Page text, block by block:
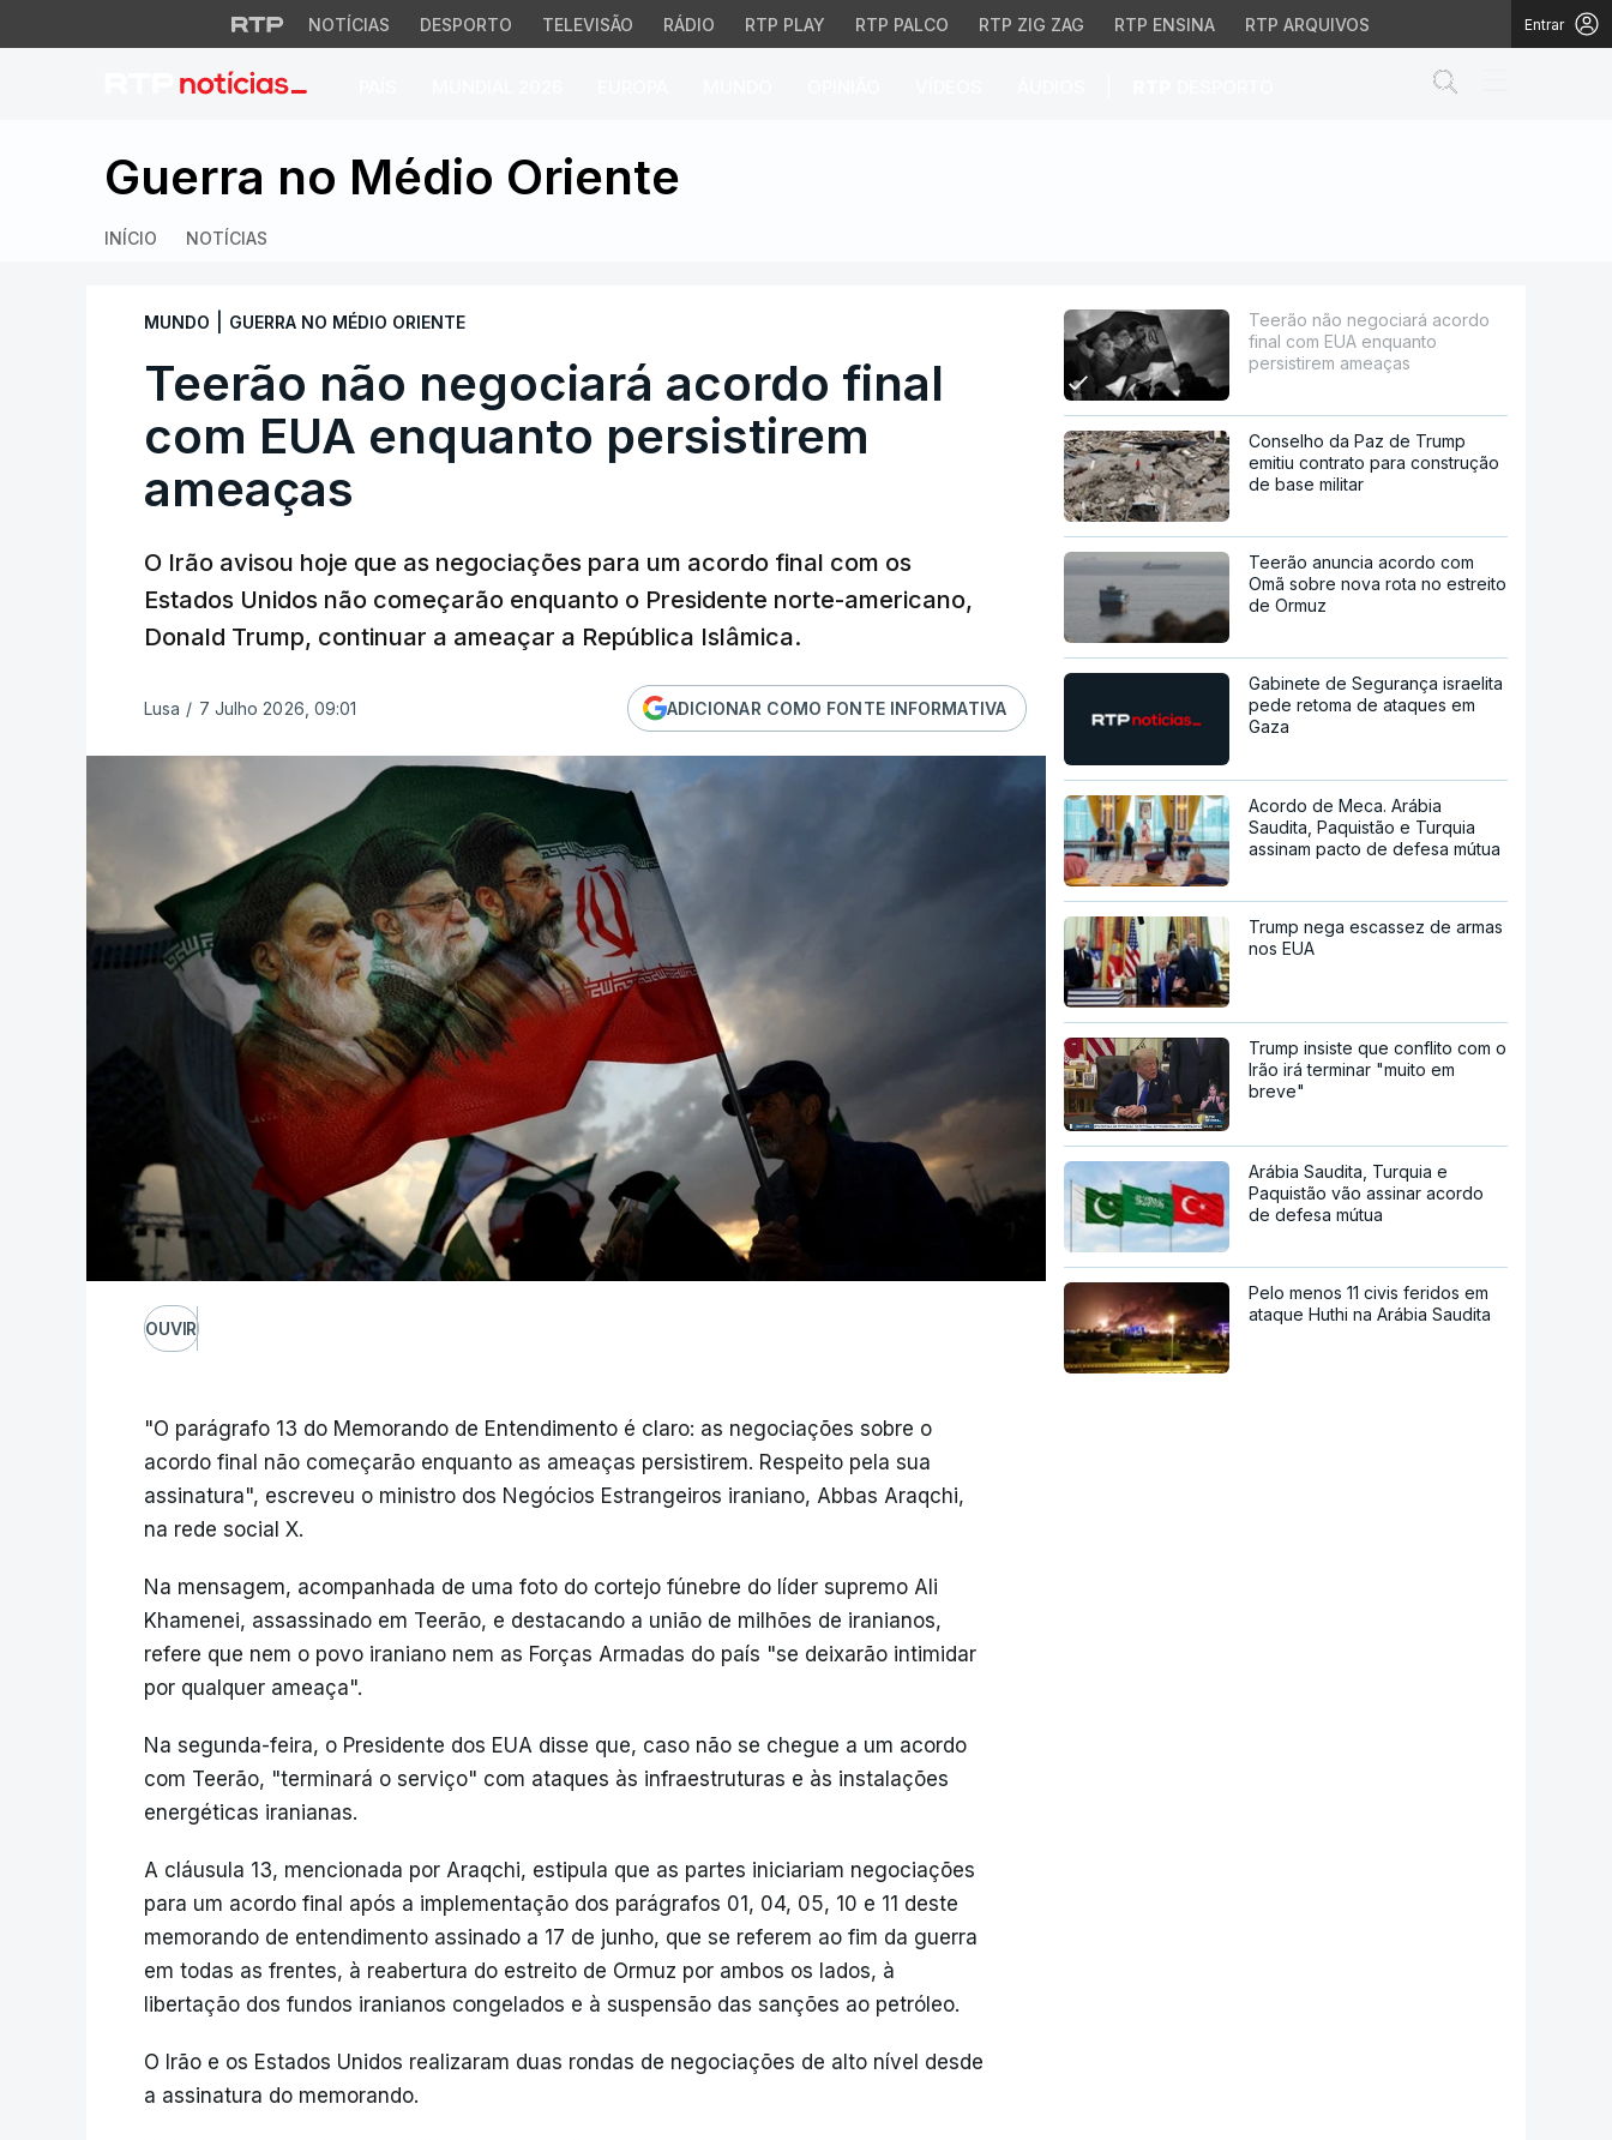
NOTÍCIAS DESPORTO TELEVISÃO RÁDIO RTP PLAY RTP PALCO RTP ZIG ZAG RTP ENSINA RTP ARQUIVOS Entrar
Teerão não negociará acordo final com EUA enquanto
Guerra no Médio Oriente
INÍCIO NOTÍCIAS
MUNDO GUERRA NO MÉDIO ORIENTE
Teerão não negociará acordo final
com EUA enquanto persistirem
ameaças
O Irão avisou hoje que as negociações para um acordo final com os
Estados Unidos não começarão enquanto o Presidente norte-americano,
Donald Trump, continuar a ameaçar a República Islâmica.
Lusa / 7 Julho 2026, 09:01 ADICIONAR COMO FONTE INFORMATIVA
OUVIR
"O parágrafo 13 do Memorando de Entendimento é claro: as negociações sobre o
acordo final não começarão enquanto as ameaças persistirem. Respeito pela sua
assinatura", escreveu o ministro dos Negócios Estrangeiros iraniano, Abbas Araqchi,
na rede social X.
Na mensagem, acompanhada de uma foto do cortejo fúnebre do líder supremo Ali
Khamenei, assassinado em Teerão, e destacando a união de milhões de iranianos,
refere que nem o povo iraniano nem as Forças Armadas do país "se deixarão intimidar
por qualquer ameaça".
Na segunda-feira, o Presidente dos EUA disse que, caso não se chegue a um acordo
com Teerão, "terminará o serviço" com ataques às infraestruturas e às instalações
energéticas iranianas.
A cláusula 13, mencionada por Araqchi, estipula que as partes iniciariam negociações
para um acordo final após a implementação dos parágrafos 01, 04, 05, 10 e 11 deste
memorando de entendimento assinado a 17 de junho, que se referem ao fim da guerra
em todas as frentes, à reabertura do estreito de Ormuz por ambos os lados, à
libertação dos fundos iranianos congelados e à suspensão das sanções ao petróleo.
O Irão e os Estados Unidos realizaram duas rondas de negociações de alto nível desde
a assinatura do memorando.
Teerão não negociará acordo
final com EUA enquanto
persistirem ameaças
Conselho da Paz de Trump
emitiu contrato para construção
de base militar
Teerão anuncia acordo com
Omã sobre nova rota no estreito
de Ormuz
Gabinete de Segurança israelita
pede retoma de ataques em
Gaza
Acordo de Meca. Arábia
Saudita, Paquistão e Turquia
assinam pacto de defesa mútua
Trump nega escassez de armas
nos EUA
Trump insiste que conflito com o
Irão irá terminar "muito em
breve"
Arábia Saudita, Turquia e
Paquistão vão assinar acordo
de defesa mútua
Pelo menos 11 civis feridos em
ataque Huthi na Arábia Saudita